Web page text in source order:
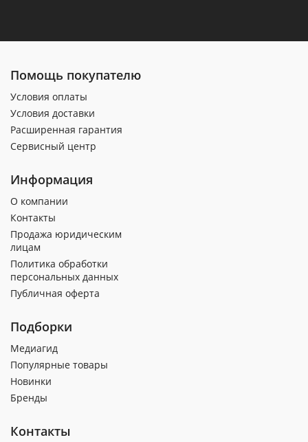
Помощь покупателю
Условия оплаты
Условия доставки
Расширенная гарантия
Сервисный центр
Информация
О компании
Контакты
Продажа юридическим
лицам
Политика обработки
персональных данных
Публичная оферта
Подборки
Медиагид
Популярные товары
Новинки
Бренды
Контакты